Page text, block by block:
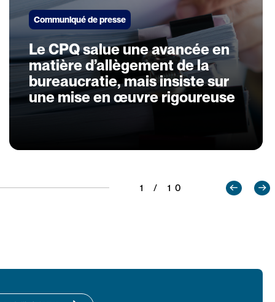
Communiqué de presse
Le CPQ salue une avancée en
matière d’allègement de la
bureaucratie, mais insiste sur
une mise en œuvre rigoureuse
1 / 10